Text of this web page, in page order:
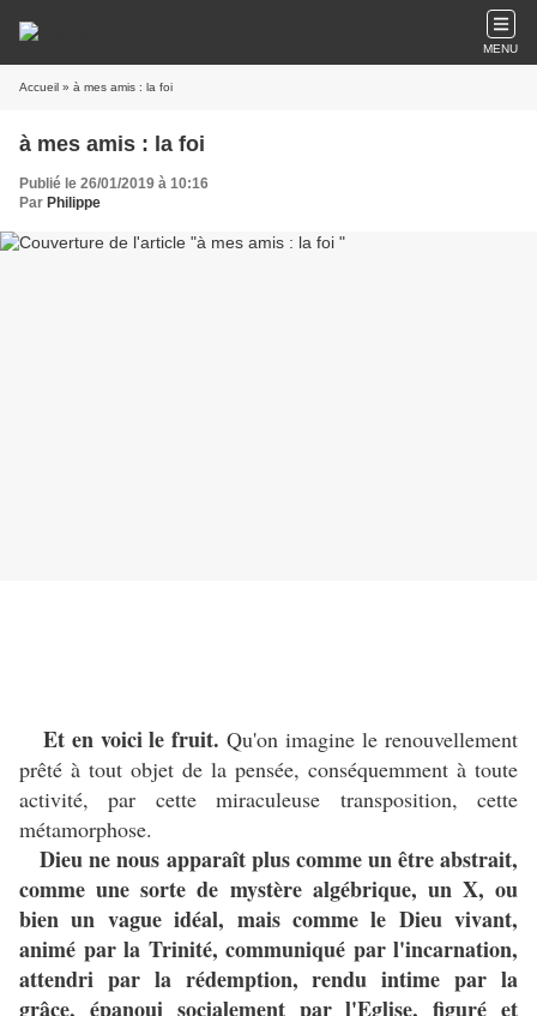
MENU
Accueil » à mes amis : la foi
à mes amis : la foi
Publié le 26/01/2019 à 10:16
Par Philippe
Et en voici le fruit.Qu'on imagine le renouvellement
prêté à tout objet de la pensée, conséquemment à toute
activité, par cette miraculeuse transposition, cette
métamorphose.
Dieu ne nous apparaît plus comme un être abstrait,
comme une sorte de mystère algébrique, un X, ou
bien un vague idéal, mais comme le Dieu vivant,
animé par la Trinité, communiqué par l'incarnation,
attendri par la rédemption, rendu intime par la
grâce, épanoui socialement par l'Eglise, figuré et